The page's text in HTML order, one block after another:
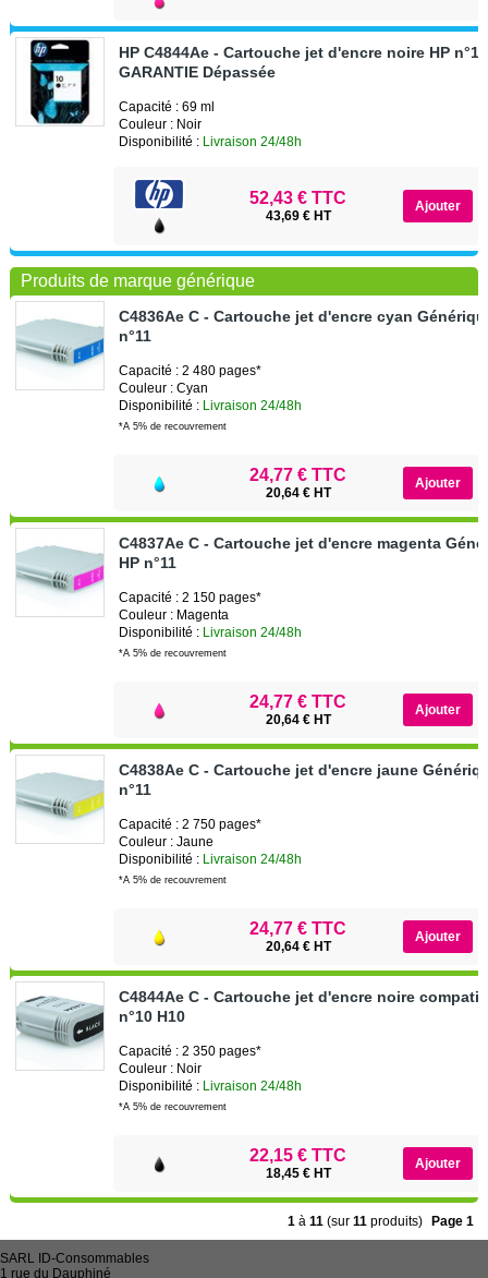
HP C4844Ae - Cartouche jet d'encre noire HP
GARANTIE Dépassée
Capacité : 69 ml
Couleur : Noir
Disponibilité : Livraison 24/48h
52,43 € TTC
43,69 € HT
Produits de marque générique
C4836Ae C - Cartouche jet d'encre cyan
n°11
Capacité : 2 480 pages*
Couleur : Cyan
Disponibilité : Livraison 24/48h
*A 5% de recouvrement
24,77 € TTC
20,64 € HT
C4837Ae C - Cartouche jet d'encre magenta
HP n°11
Capacité : 2 150 pages*
Couleur : Magenta
Disponibilité : Livraison 24/48h
*A 5% de recouvrement
24,77 € TTC
20,64 € HT
C4838Ae C - Cartouche jet d'encre jaune
n°11
Capacité : 2 750 pages*
Couleur : Jaune
Disponibilité : Livraison 24/48h
*A 5% de recouvrement
24,77 € TTC
20,64 € HT
C4844Ae C - Cartouche jet d'encre noire
n°10 H10
Capacité : 2 350 pages*
Couleur : Noir
Disponibilité : Livraison 24/48h
*A 5% de recouvrement
22,15 € TTC
18,45 € HT
1 à11 (sur11 produits) Page 1
SARL ID-Consommables
1 rue du Dauphiné